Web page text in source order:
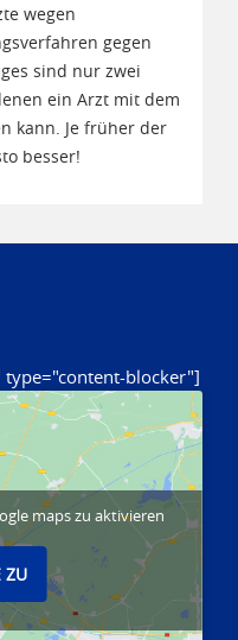
wegen
gegen
sind nur zwei
ein Arzt mit dem
kann. Je früher der
besser!
blocker"]
maps zu aktivieren
ZU